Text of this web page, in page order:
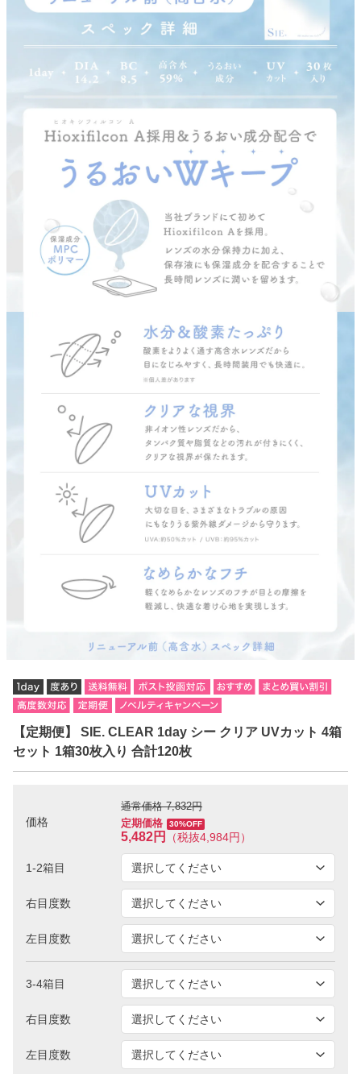
【定期便】 SIE. CLEAR 1day シー クリア UVカット 4箱
セット 1箱30枚入り 合計120枚
価格
通常価格 7,832円
定期価格
30%OFF
5,482円 （税抜4,984円）
1-2箱目
右目度数
左目度数
3-4箱目
右目度数
左目度数